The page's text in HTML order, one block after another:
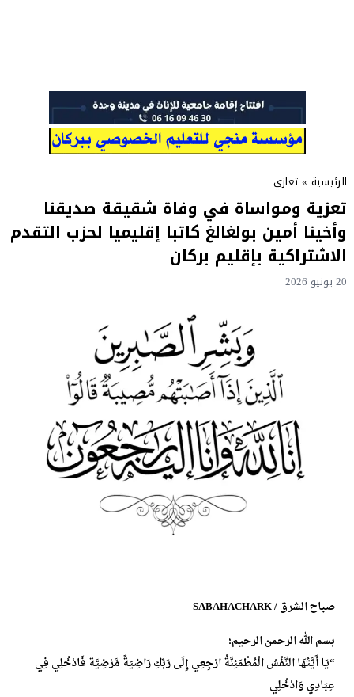
الرئيسية » تعازي
تعزية ومواساة في وفاة شقيقة صديقنا
وأخينا أمين بولغالغ كاتبا إقليميا لحزب التقدم
الاشتراكية بإقليم بركان
20 يونيو 2026
صباح الشرق / SABAHACHARK
بسم الله الرحمن الرحيم؛
“يَا أَيَّتُهَا النَّفْسُ الْمُطْمَئِنَّةُ ارْجِعِي إِلَى رَبِّكِ رَاضِيَةً مَّرْضِيَّة فَادْخُلِي فِي
عِبَادِي وَادْخُلِي